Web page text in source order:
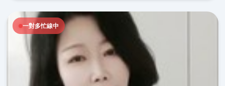
一對多忙線中